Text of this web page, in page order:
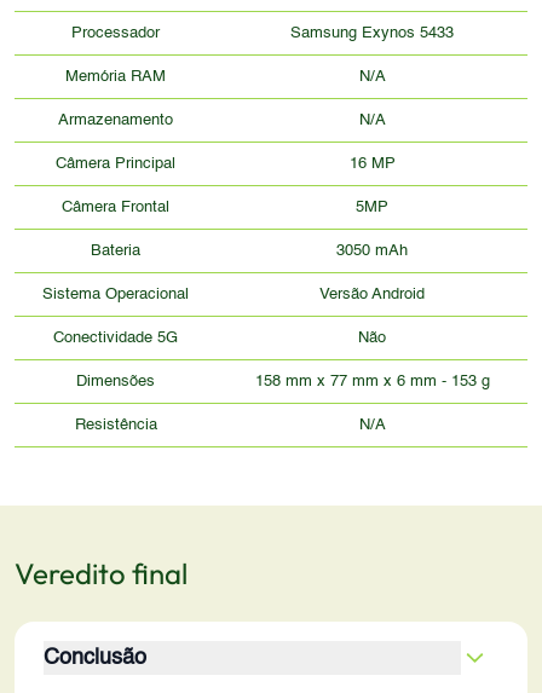
Processador Samsung Exynos 5433
Memória RAM N/A
Armazenamento N/A
Câmera Principal 16 MP
Câmera Frontal 5MP
Bateria 3050 mAh
Sistema Operacional Versão Android
Conectividade 5G Não
Dimensões 158 mm x 77 mm x 6 mm - 153 g
Resistência N/A
Veredito final
Conclusão